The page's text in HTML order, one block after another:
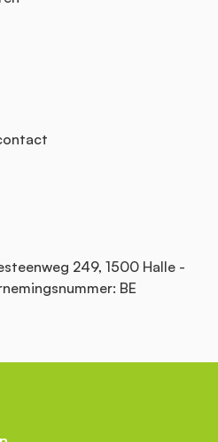
249, 1500 Halle -
BE